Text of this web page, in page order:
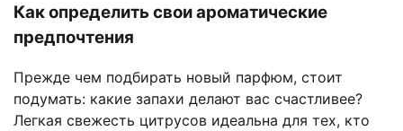
Как определить свои ароматические
предпочтения
Прежде чем подбирать новый парфюм, стоит
подумать: какие запахи делают вас счастливее?
Легкая свежесть цитрусов идеальна для тех, кто